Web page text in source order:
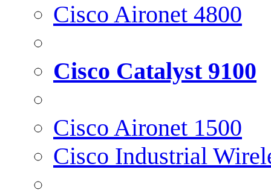
Cisco Aironet 4800
Cisco Catalyst 9100
Cisco Aironet 1500
Cisco Industrial